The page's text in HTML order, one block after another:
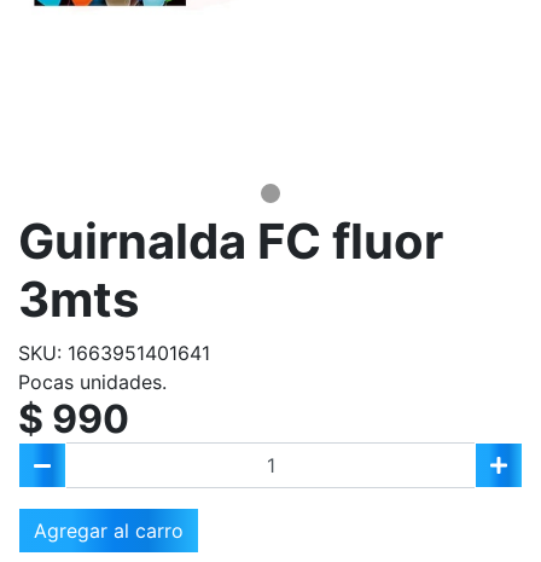
Guirnalda FC fluor
3mts
SKU: 1663951401641
Pocas unidades.
$ 990
Agregar al carro